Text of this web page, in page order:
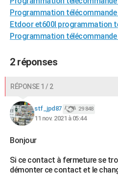
Carte de Noël
Carte Bonne année
Carte Saint-Valentin
Carte Pâques
Carte d'anniversaire
DICTIONNAIRE
Dictionnaire
Biographies
Citations
Expressions
Proverbes
PROGRAMME TV
S'inscrire
Se connecter
Lycées
Collèges
Primaires
Universités
Entreprises
Service militaire
Avis de recherche
FORUM
Bricolage
Lifestyle
Culture
Sport
Auto
Television
Voyage
Cinema
Programmation
Etdoor et600l programmation
Programmation
2 réponses
RÉPONSE 1 / 2
stf_jpd87 29 848
11 nov. 2021 à 05:44
Bonjour
Si ce contact à fermeture se
démonter ce contact et le